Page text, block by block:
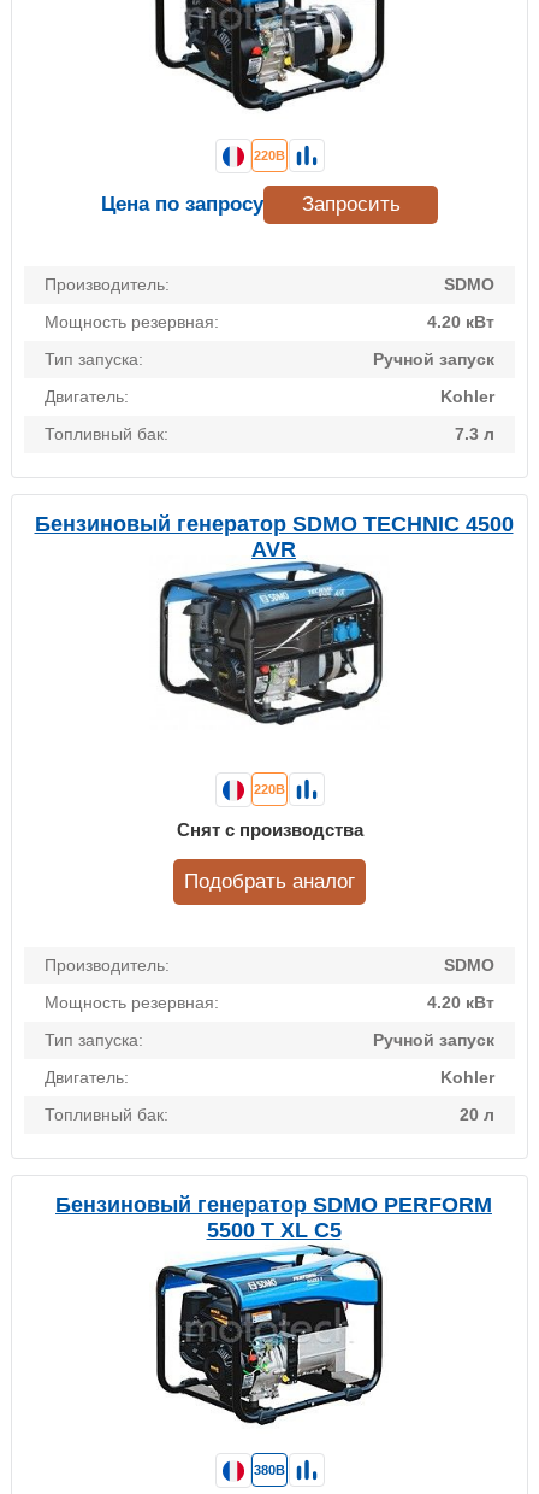
Производитель:
SDMO
Мощность резервная:
4.20 кВт
Тип запуска:
Ручной запуск
Двигатель:
Kohler
Топливный бак:
7.3 л
220В
Цена по запросу Запросить
Бензиновый генератор SDMO TECHNIC 4500
AVR
Производитель:
SDMO
Мощность резервная:
4.20 кВт
Тип запуска:
Ручной запуск
Двигатель:
Kohler
Топливный бак:
20 л
220В
Снят с производства
Подобрать аналог
Бензиновый генератор SDMO PERFORM
5500 T XL C5
380В